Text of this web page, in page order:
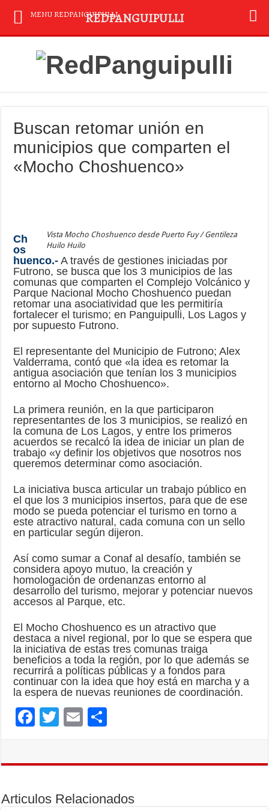
Buscan retomar unión en
municipios que comparten el
«Mocho Choshuenco»
Vista Mocho Choshuenco desde Puerto Fuy / Gentileza
Huilo Huilo
Ch
os
huenco.- A través de gestiones iniciadas por
Futrono, se busca que los 3 municipios de las
comunas que comparten el Complejo Volcánico y
Parque Nacional Mocho Choshuenco puedan
retomar una asociatividad que les permitiría
fortalecer el turismo; en Panguipulli, Los Lagos y
por supuesto Futrono.
El representante del Municipio de Futrono; Alex
Valderrama, contó que «la idea es retomar la
antigua asociación que tenían los 3 municipios
entorno al Mocho Choshuenco».
La primera reunión, en la que participaron
representantes de los 3 municipios, se realizó en
la comuna de Los Lagos, y entre los primeros
acuerdos se recalcó la idea de iniciar un plan de
trabajo «y definir los objetivos que nosotros nos
queremos determinar como asociación.
La iniciativa busca articular un trabajo público en
el que los 3 municipios insertos, para que de ese
modo se pueda potenciar el turismo en torno a
este atractivo natural, cada comuna con un sello
en particular según dijeron.
Así como sumar a Conaf al desafío, también se
considera apoyo mutuo, la creación y
homologación de ordenanzas entorno al
desarrollo del turismo, mejorar y potenciar nuevos
accesos al Parque, etc.
El Mocho Choshuenco es un atractivo que
destaca a nivel regional, por lo que se espera que
la iniciativa de estas tres comunas traiga
beneficios a toda la región, por lo que además se
recurrirá a políticas públicas y a fondos para
continuar con la idea que hoy está en marcha y a
la espera de nuevas reuniones de coordinación.
F
o
T
E
ar
Articulos Relacionados
MENU REDPANGUIPULLIREDPANGUIPULLI